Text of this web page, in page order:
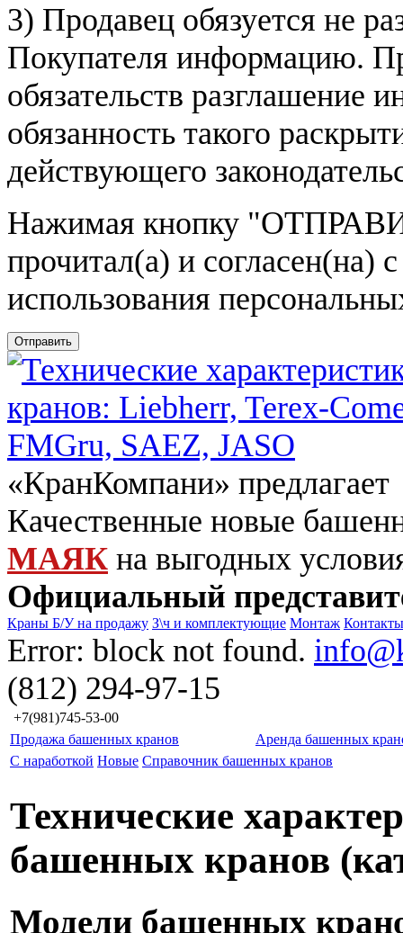
3) Продавец обязуется не
Покупателя информацию.
обязательств разглашение
обязанность такого
действующего
Нажимая кнопку
прочитал(а) и согласен(на)
использования
Отправить
«КранКомпани» предлагает
Качественные новые
МАЯК на выгодных
Официальный
Краны Б/У на продажу З\ч и комплектующие Монтаж Контакты
Error: block not found.
(812) 294-97-15
+7(981)745-53-00
Продажа башенных кранов
Аренда башенных
С наработкой Новые Справочник башенных кранов
Технические
башенных кранов
Модели башенных